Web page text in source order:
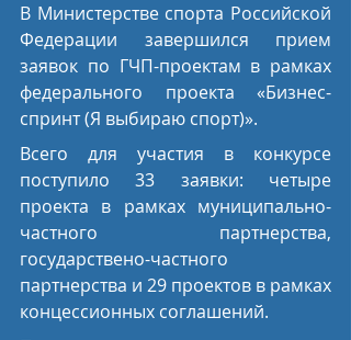
В Министерстве спорта Российской
Федерации завершился прием
заявок по ГЧП-проектам в рамках
федерального проекта «Бизнес-
спринт (Я выбираю спорт)».
Всего для участия в конкурсе
поступило 33 заявки: четыре
проекта в рамках муниципально-
частного партнерства,
государствено-частного
партнерства и 29 проектов в рамках
концессионных соглашений.